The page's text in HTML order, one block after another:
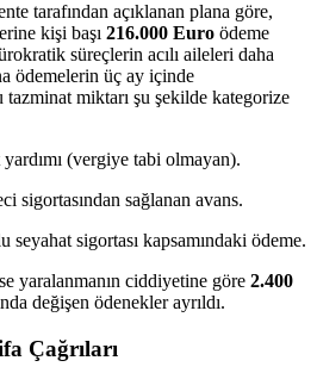
tarafından açıklanan plana göre,
kişi başı 216.000 Euro ödeme
süreçlerin acılı aileleri daha
ödemelerin üç ay içinde
tazminat miktarı şu şekilde kategorize
(vergiye tabi olmayan).
sigortasından sağlanan avans.
seyahat sigortası kapsamındaki ödeme.
yaralanmanın ciddiyetine göre 2.400
değişen ödenekler ayrıldı.
Çağrıları